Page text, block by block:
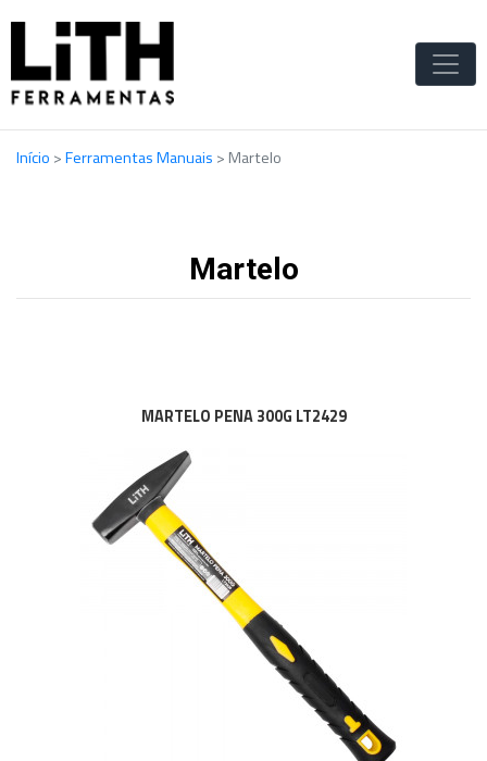
Início >Ferramentas Manuais > Martelo
Martelo
MARTELO PENA 300G LT2429